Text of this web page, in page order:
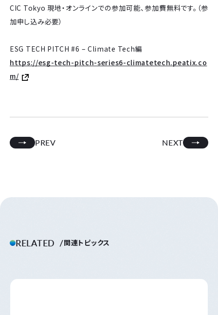
CIC Tokyo 現地・オンラインでの参加可能、参加費無料です。（参
加申し込み必要）
ESG TECH PITCH #6 – Climate Tech編
https://esg-tech-pitch-series6-climatetech.peatix.co
m/
PREV NEXT
RELATED 関連トピックス